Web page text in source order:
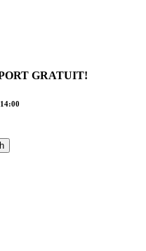
GRATUIT!